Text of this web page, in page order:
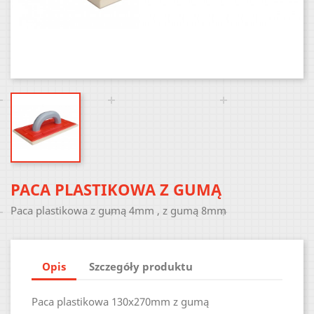
PACA PLASTIKOWA Z GUMĄ
Paca plastikowa z gumą 4mm , z gumą 8mm
Opis Szczegóły produktu
Paca plastikowa 130x270mm z gumą